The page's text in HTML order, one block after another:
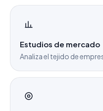
Estudios de mercado
Analiza el tejido de